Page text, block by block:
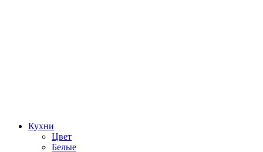
Кухни
Цвет
Белые